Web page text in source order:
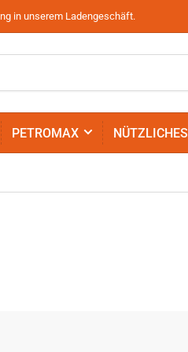
in unserem Ladengeschäft.
PETROMAX NÜTZLICHES